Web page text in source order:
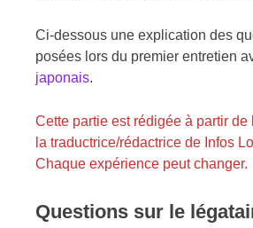
Ci-dessous une explication des
posées lors du premier entretien
japonais.
Cette partie est rédigée à partir de
la traductrice/rédactrice de Infos
Chaque expérience peut changer.
Questions sur le